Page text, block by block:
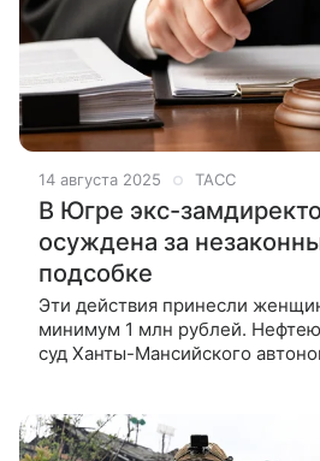
14 августа 2025 ТАСС
В Югре экс-
осуждена за
подсобке
Эти действия принесли
минимум 1 млн рублей.
суд Ханты-Мансийского
школы, установившей